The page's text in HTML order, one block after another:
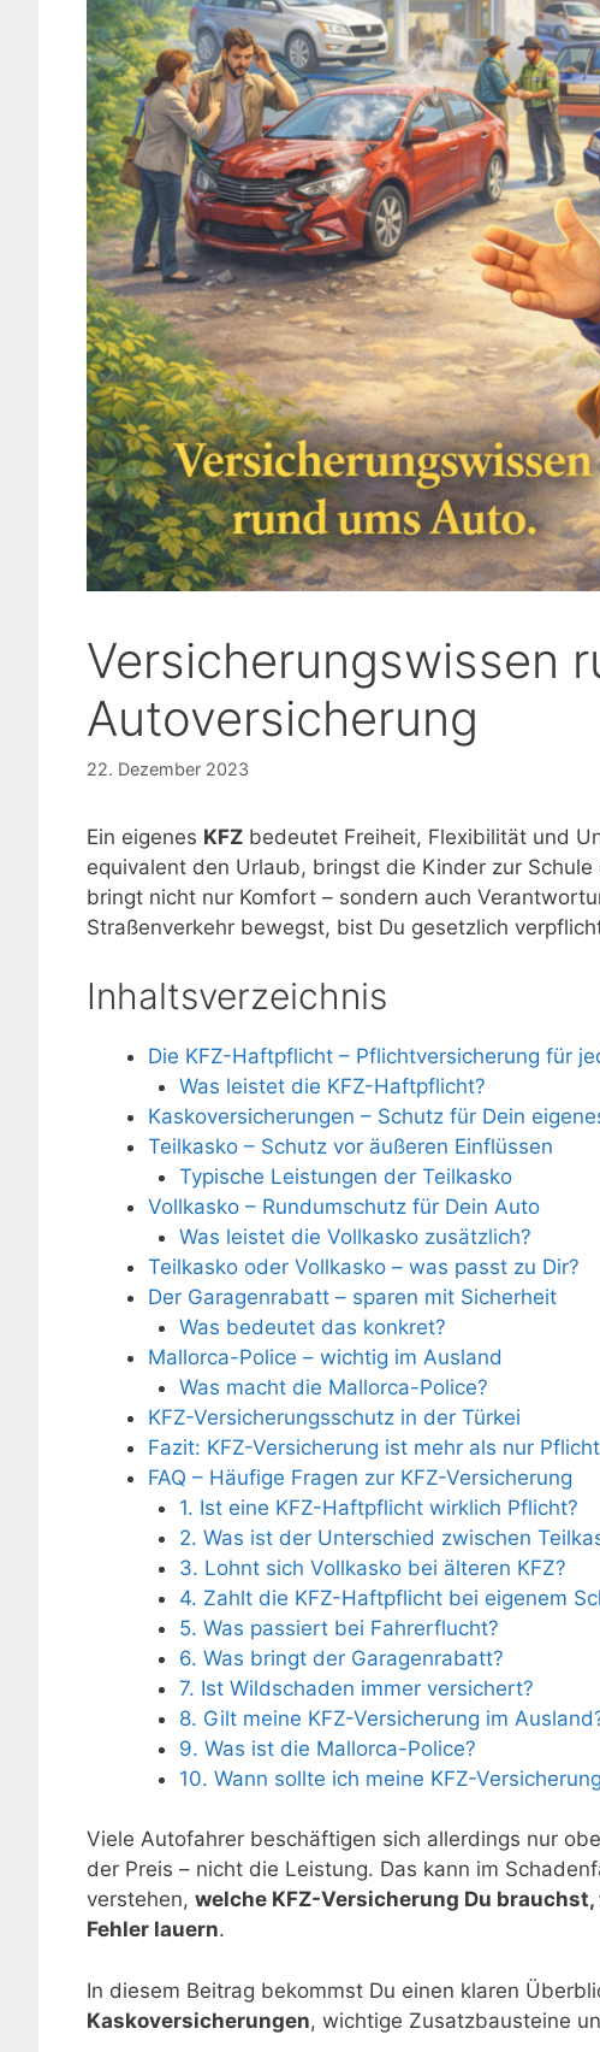
Versicherungswissen
Autoversicherung
22. Dezember 2023
Ein eigenes KFZ bedeutet Freiheit, Flexibilität und
equivalent den Urlaub, bringst die Kinder zur
bringt nicht nur Komfort – sondern auch
Straßenverkehr bewegst, bist Du gesetzlich
Inhaltsverzeichnis
Die KFZ-Haftpflicht – Pflichtversicherung für
Was leistet die KFZ-Haftpflicht?
Kaskoversicherungen – Schutz für Dein
Teilkasko – Schutz vor äußeren Einflüssen
Typische Leistungen der Teilkasko
Vollkasko – Rundumschutz für Dein Auto
Was leistet die Vollkasko zusätzlich?
Teilkasko oder Vollkasko – was passt zu Dir?
Der Garagenrabatt – sparen mit Sicherheit
Was bedeutet das konkret?
Mallorca-Police – wichtig im Ausland
Was macht die Mallorca-Police?
KFZ-Versicherungsschutz in der Türkei
Fazit: KFZ-Versicherung ist mehr als nur Pflicht
FAQ – Häufige Fragen zur KFZ-Versicherung
1. Ist eine KFZ-Haftpflicht wirklich Pflicht?
2. Was ist der Unterschied zwischen
3. Lohnt sich Vollkasko bei älteren KFZ?
4. Zahlt die KFZ-Haftpflicht bei eigenem
5. Was passiert bei Fahrerflucht?
6. Was bringt der Garagenrabatt?
7. Ist Wildschaden immer versichert?
8. Gilt meine KFZ-Versicherung im
9. Was ist die Mallorca-Police?
10. Wann sollte ich meine KFZ-
Viele Autofahrer beschäftigen sich allerdings nur
der Preis – nicht die Leistung. Das kann im
verstehen, welche KFZ-Versicherung Du
Fehler lauern.
In diesem Beitrag bekommst Du einen klaren
Kaskoversicherungen, wichtige Zusatzbausteine